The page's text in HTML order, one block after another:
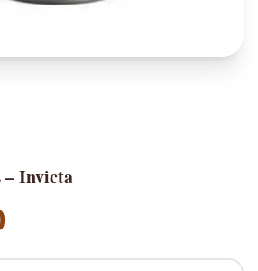
– Invicta